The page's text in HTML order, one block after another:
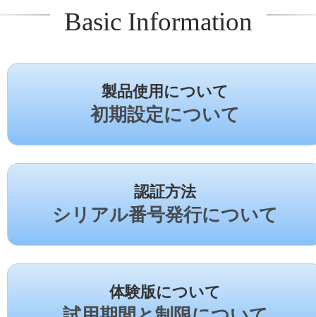
Basic Information
製品使用について
初期設定について
認証方法
シリアル番号発行について
体験版について